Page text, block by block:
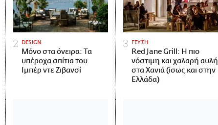
DESIGN
Μόνο στα όνειρα: Τα
υπέροχα σπίτια του
Ιμπέρ ντε Ζιβανσί
ΓΕΥΣΗ
Red Jane Grill: Η πιο
νόστιμη και χαλαρή αυλή
στα Χανιά (ίσως και στην
Ελλάδα)